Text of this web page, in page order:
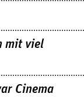
mit viel
Cinema